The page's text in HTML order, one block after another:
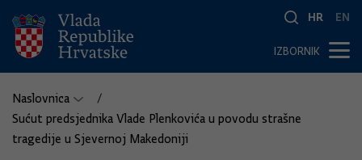
HR EN
IZBORNIK
Naslovnica
Sućut predsjednika Vlade Plenkovića u povodu strašne
tragedije u Sjevernoj Makedoniji